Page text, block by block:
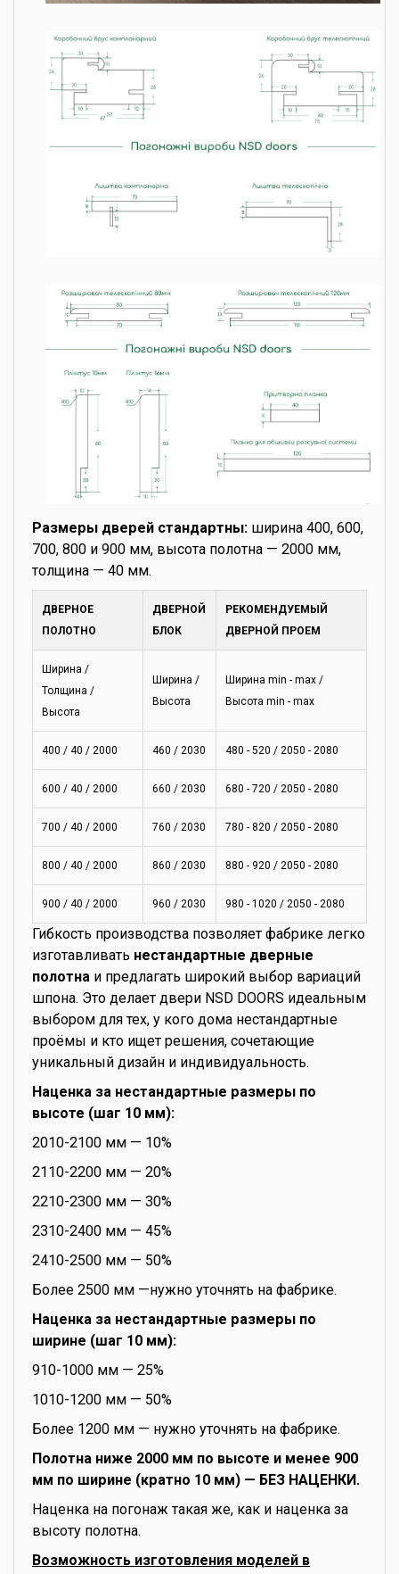
Размеры дверей стандартны: ширина 400, 600,
700, 800 и 900 мм, высота полотна — 2000 мм,
толщина — 40 мм.
ДВЕРНОЕ
ПОЛОТНО
ДВЕРНОЙ
БЛОК
РЕКОМЕНДУЕМЫЙ
ДВЕРНОЙ ПРОЕМ
Ширина /
Толщина /
Высота
Ширина /
Высота
Ширина min - max /
Высота min - max
400 / 40 / 2000 460 / 2030 480 - 520 / 2050 - 2080
600 / 40 / 2000 660 / 2030 680 - 720 / 2050 - 2080
700 / 40 / 2000 760 / 2030 780 - 820 / 2050 - 2080
800 / 40 / 2000 860 / 2030 880 - 920 / 2050 - 2080
900 / 40 / 2000 960 / 2030 980 - 1020 / 2050 - 2080
Гибкость производства позволяет фабрике легко
изготавливать нестандартные дверные
полотна и предлагать широкий выбор вариаций
шпона. Это делает двери NSD DOORS идеальным
выбором для тех, у кого дома нестандартные
проёмы и кто ищет решения, сочетающие
уникальный дизайн и индивидуальность.
Наценка за нестандартные размеры по
высоте (шаг 10 мм):
2010-2100 мм — 10%
2110-2200 мм — 20%
2210-2300 мм — 30%
2310-2400 мм — 45%
2410-2500 мм — 50%
Более 2500 мм —нужно уточнять на фабрике.
Наценка за нестандартные размеры по
ширине (шаг 10 мм):
910-1000 мм — 25%
1010-1200 мм — 50%
Более 1200 мм — нужно уточнять на фабрике.
Полотна ниже 2000 мм по высоте и менее 900
мм по ширине (кратно 10 мм) — БЕЗ НАЦЕНКИ.
Наценка на погонаж такая же, как и наценка за
высоту полотна.
Возможность изготовления моделей в